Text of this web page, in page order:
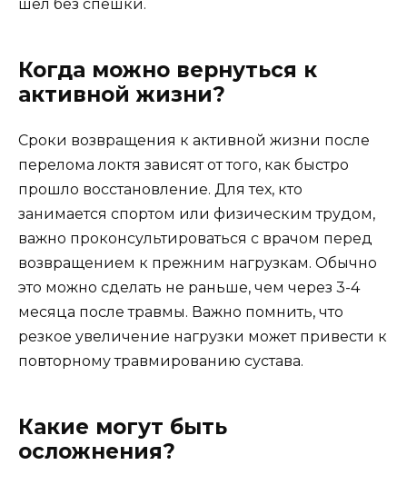
шел без спешки.
Когда можно вернуться к
активной жизни?
Сроки возвращения к активной жизни после
перелома локтя зависят от того, как быстро
прошло восстановление. Для тех, кто
занимается спортом или физическим трудом,
важно проконсультироваться с врачом перед
возвращением к прежним нагрузкам. Обычно
это можно сделать не раньше, чем через 3-4
месяца после травмы. Важно помнить, что
резкое увеличение нагрузки может привести к
повторному травмированию сустава.
Какие могут быть
осложнения?